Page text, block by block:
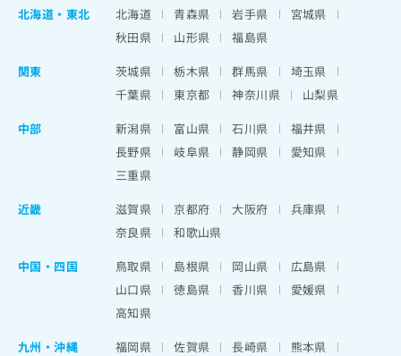
北海道 ・ 東北 北海道 青森県 岩手県
宮城県
秋田県
山形県
福島県
関東
茨城県 栃木県 群馬県
埼玉県
千葉県
東京都 神奈川県
山梨県
中部
新潟県 富山県 石川県
福井県
長野県
岐阜県 静岡県
愛知県
三重県
近畿
滋賀県 京都府 大阪府
兵庫県
奈良県
和歌山県
中国・四国
鳥取県 島根県 岡山県
広島県
山口県
徳島県 香川県
愛媛県
高知県
九州・沖縄
福岡県 佐賀県 長崎県
熊本県